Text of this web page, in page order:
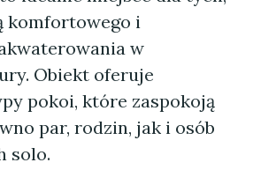
komfortowego i
w
Obiekt oferuje
pokoi, które zaspokoją
par, rodzin, jak i osób
solo.